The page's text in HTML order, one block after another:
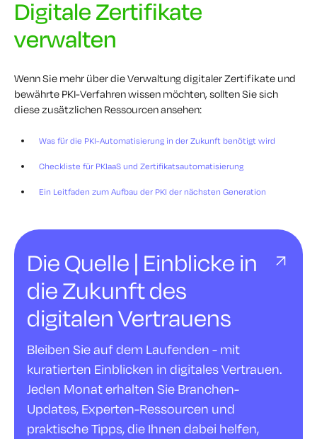
Digitale Zertifikate
verwalten
Wenn Sie mehr über die Verwaltung digitaler Zertifikate und
bewährte PKI-Verfahren wissen möchten, sollten Sie sich
diese zusätzlichen Ressourcen ansehen:
Was für die PKI-Automatisierung in der Zukunft benötigt wird
Checkliste für PKIaaS und Zertifikatsautomatisierung
Ein Leitfaden zum Aufbau der PKI der nächsten Generation
Die Quelle | Einblicke in
die Zukunft des
digitalen Vertrauens
Bleiben Sie auf dem Laufenden - mit
kuratierten Einblicken in digitales Vertrauen.
Jeden Monat erhalten Sie Branchen-
Updates, Experten-Ressourcen und
praktische Tipps, die Ihnen dabei helfen,